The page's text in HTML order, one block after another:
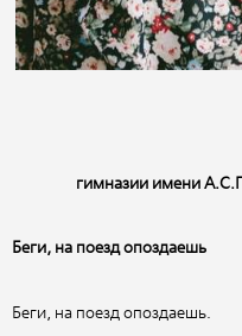
гимназии имени
Беги, на поезд опоздаешь
Беги, на поезд опоздаешь.